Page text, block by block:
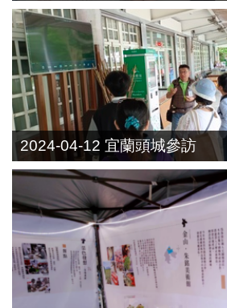
2024-04-12 宜蘭頭城參訪